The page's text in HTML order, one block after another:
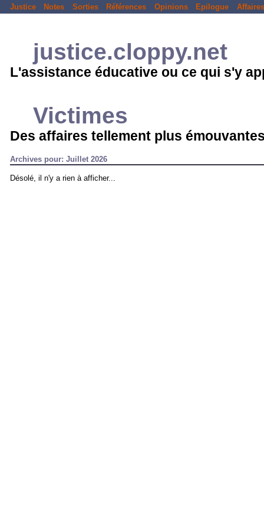
Justice Notes Sorties Références Opinions Epilogue Affaires
justice.cloppy.net
L'assistance éducative ou ce qui s'y
Victimes
Des affaires tellement plus
Archives pour: Juillet 2026
Désolé, il n'y a rien à afficher...